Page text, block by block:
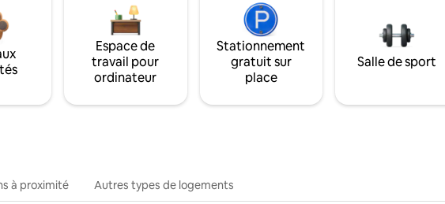
Espace de
travail pour
ordinateur
Stationnement
gratuit sur
place
Salle de sport
à proximité Autres types de logements